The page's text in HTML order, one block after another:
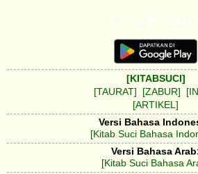
[KITABSUCI]
[TAURAT]
[ZABUR]
[ARTIKEL]
Versi Bahasa
[Kitab Suci Bahasa
Versi Bahasa
[Kitab Suci Bahasa